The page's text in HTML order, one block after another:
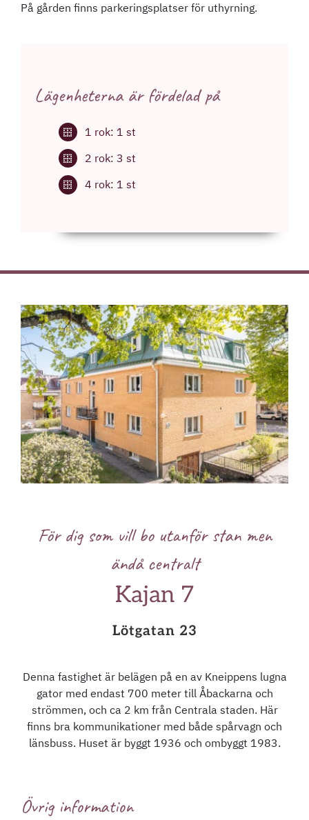
På gården finns parkeringsplatser för uthyrning.
Lägenheterna är fördelad på
1 rok: 1 st
2 rok: 3 st
4 rok: 1 st
För dig som vill bo utanför stan men
ändå centralt
Kajan 7
Lötgatan 23
Denna fastighet är belägen på en av Kneippens lugna
gator med endast 700 meter till Åbackarna och
strömmen, och ca 2 km från Centrala staden. Här
finns bra kommunikationer med både spårvagn och
länsbuss. Huset är byggt 1936 och ombyggt 1983.
Övrig information